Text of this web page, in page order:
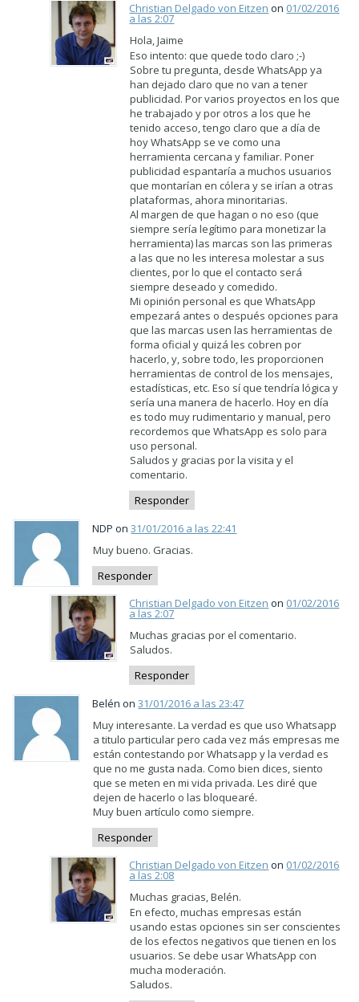
Christian Delgado von Eitzen on 01/02/2016
a las 2:07
Hola, Jaime
Eso intento: que quede todo claro ;-)
Sobre tu pregunta, desde WhatsApp ya
han dejado claro que no van a tener
publicidad. Por varios proyectos en los que
he trabajado y por otros a los que he
tenido acceso, tengo claro que a día de
hoy WhatsApp se ve como una
herramienta cercana y familiar. Poner
publicidad espantaría a muchos usuarios
que montarían en cólera y se irían a otras
plataformas, ahora minoritarias.
Al margen de que hagan o no eso (que
siempre sería legítimo para monetizar la
herramienta) las marcas son las primeras
a las que no les interesa molestar a sus
clientes, por lo que el contacto será
siempre deseado y comedido.
Mi opinión personal es que WhatsApp
empezará antes o después opciones para
que las marcas usen las herramientas de
forma oficial y quizá les cobren por
hacerlo, y, sobre todo, les proporcionen
herramientas de control de los mensajes,
estadísticas, etc. Eso sí que tendría lógica y
sería una manera de hacerlo. Hoy en día
es todo muy rudimentario y manual, pero
recordemos que WhatsApp es solo para
uso personal.
Saludos y gracias por la visita y el
comentario.
Responder
NDP on31/01/2016 a las 22:41
Muy bueno. Gracias.
Responder
Christian Delgado von Eitzen on 01/02/2016
a las 2:07
Muchas gracias por el comentario.
Saludos.
Responder
Belén on31/01/2016 a las 23:47
Muy interesante. La verdad es que uso Whatsapp
a titulo particular pero cada vez más empresas me
están contestando por Whatsapp y la verdad es
que no me gusta nada. Como bien dices, siento
que se meten en mi vida privada. Les diré que
dejen de hacerlo o las bloquearé.
Muy buen artículo como siempre.
Responder
Christian Delgado von Eitzen on 01/02/2016
a las 2:08
Muchas gracias, Belén.
En efecto, muchas empresas están
usando estas opciones sin ser conscientes
de los efectos negativos que tienen en los
usuarios. Se debe usar WhatsApp con
mucha moderación.
Saludos.